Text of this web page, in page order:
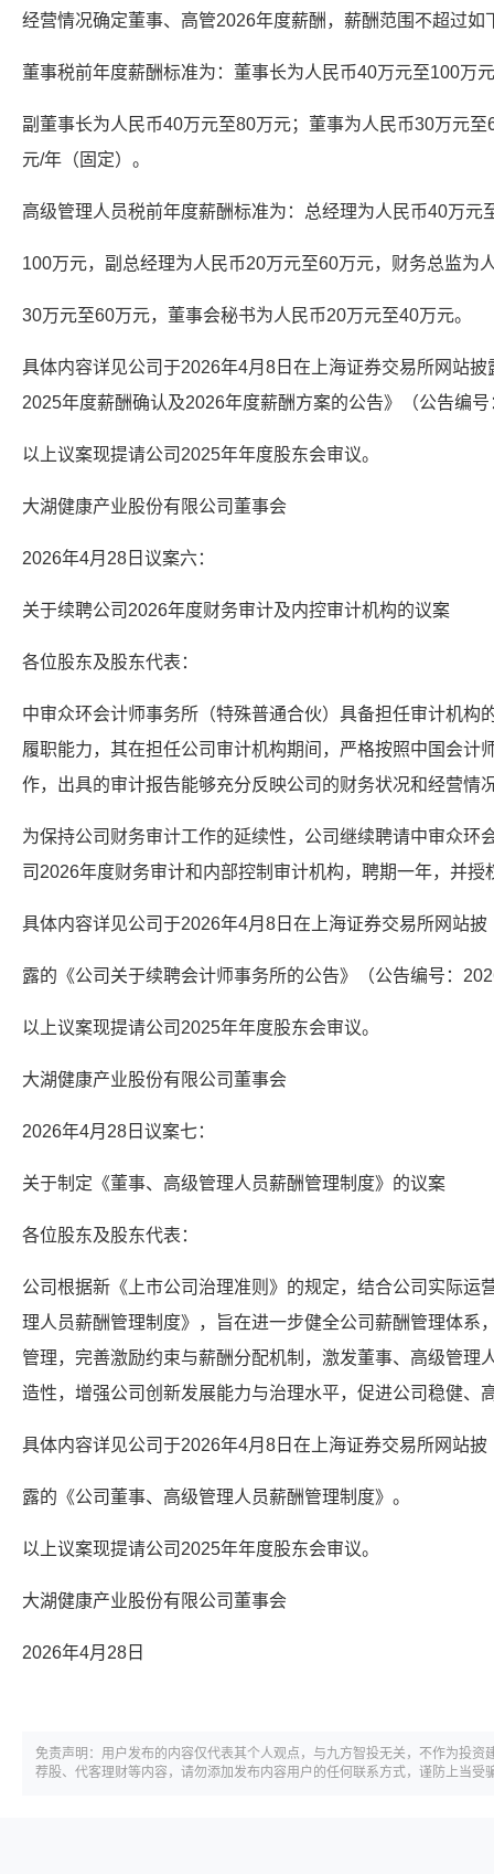
经营情况确定董事、高管2026年度薪酬，薪酬范围不超过如
董事税前年度薪酬标准为：董事长为人民币40万元至100万
副董事长为人民币40万元至80万元；董事为人民币30万元
元/年（固定）。
高级管理人员税前年度薪酬标准为：总经理为人民币40万元
100万元，副总经理为人民币20万元至60万元，财务总监为
30万元至60万元，董事会秘书为人民币20万元至40万元。
具体内容详见公司于2026年4月8日在上海证券交易所网站
2025年度薪酬确认及2026年度薪酬方案的公告》（公告编
以上议案现提请公司2025年年度股东会审议。
大湖健康产业股份有限公司董事会
2026年4月28日议案六：
关于续聘公司2026年度财务审计及内控审计机构的议案
各位股东及股东代表：
中审众环会计师事务所（特殊普通合伙）具备担任审计机构
履职能力，其在担任公司审计机构期间，严格按照中国会计
作，出具的审计报告能够充分反映公司的财务状况和经营情
为保持公司财务审计工作的延续性，公司继续聘请中审众环
司2026年度财务审计和内部控制审计机构，聘期一年，并
具体内容详见公司于2026年4月8日在上海证券交易所网站披
露的《公司关于续聘会计师事务所的公告》（公告编号：
以上议案现提请公司2025年年度股东会审议。
大湖健康产业股份有限公司董事会
2026年4月28日议案七：
关于制定《董事、高级管理人员薪酬管理制度》的议案
各位股东及股东代表：
公司根据新《上市公司治理准则》的规定，结合公司实际运
理人员薪酬管理制度》，旨在进一步健全公司薪酬管理体系
管理，完善激励约束与薪酬分配机制，激发董事、高级管理
造性，增强公司创新发展能力与治理水平，促进公司稳健、
具体内容详见公司于2026年4月8日在上海证券交易所网站披
露的《公司董事、高级管理人员薪酬管理制度》。
以上议案现提请公司2025年年度股东会审议。
大湖健康产业股份有限公司董事会
2026年4月28日
免责声明：用户发布的内容仅代表其个人观点，与九方智投无关，不作为投
荐股、代客理财等内容，请勿添加发布内容用户的任何联系方式，谨防上当受